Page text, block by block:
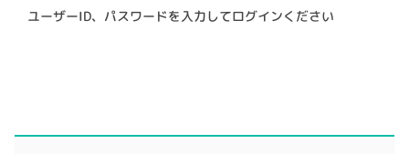
ユーザーID、パスワードを入力してログインください